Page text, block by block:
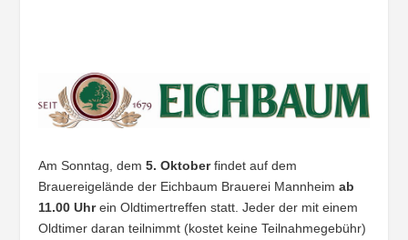
Am Sonntag, dem5. Oktoberfindet auf dem
Brauereigelände der Eichbaum Brauerei Mannheimab
11.00 Uhrein Oldtimertreffen statt. Jeder der mit einem
Oldtimer daran teilnimmt (kostet keine Teilnahmegebühr)